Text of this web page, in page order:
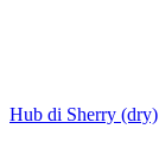
Hub di Sherry (dry)